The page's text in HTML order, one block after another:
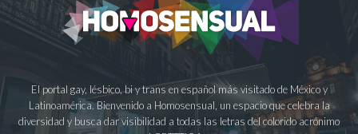
El portal gay, lésbico, bi y trans en español más visitado de México y
Latinoamérica. Bienvenido a Homosensual, un espacio que celebra la
diversidad y busca dar visibilidad a todas las letras del colorido acrónimo